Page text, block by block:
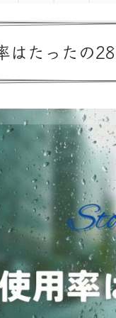
はたったの